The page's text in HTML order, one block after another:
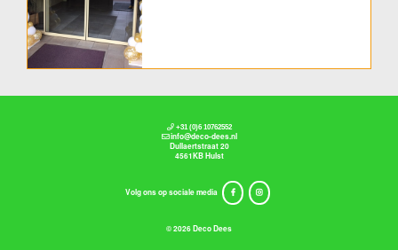
+31 (0)6 10762552
info@deco-dees.nl
Dullaertstraat 20
4561KB Hulst
Volg ons op sociale media
© 2026 Deco Dees